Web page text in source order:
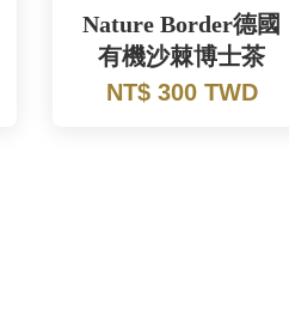
Nature Border德國
有機沙棘博士茶
NT$ 300 TWD